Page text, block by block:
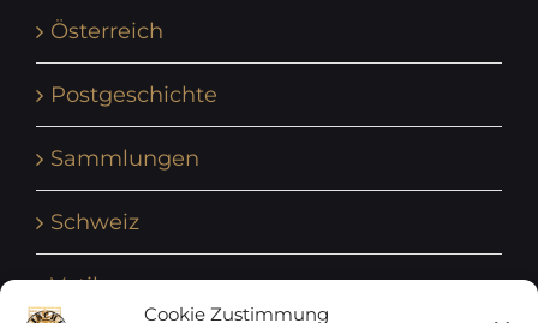
Cookie Zustimmung
Österreich
Postgeschichte
Sammlungen
Schweiz
Vatikan